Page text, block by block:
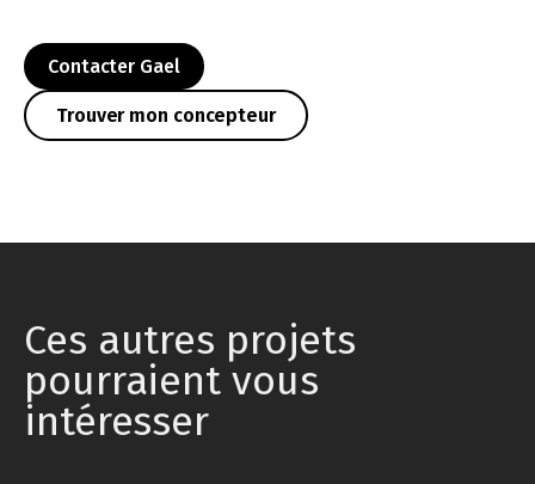
Contacter Gael
Trouver mon concepteur
Ces autres projets
pourraient vous
intéresser